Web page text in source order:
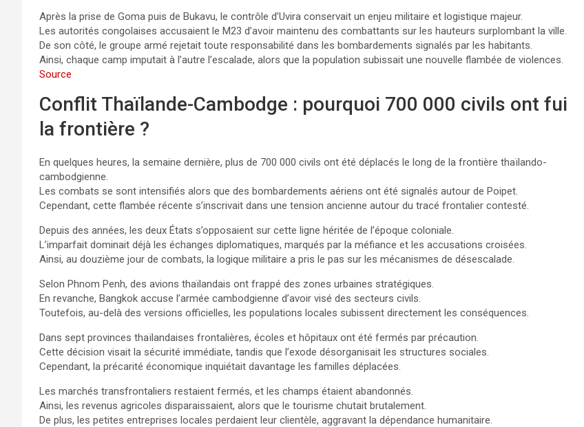
Après la prise de Goma puis de Bukavu, le contrôle d’Uvira conservait un enjeu militaire et logistique majeur.
Les autorités congolaises accusaient le M23 d’avoir maintenu des combattants sur les hauteurs surplombant la ville.
De son côté, le groupe armé rejetait toute responsabilité dans les bombardements signalés par les habitants.
Ainsi, chaque camp imputait à l’autre l’escalade, alors que la population subissait une nouvelle flambée de violences.
Source
Conflit Thaïlande-Cambodge : pourquoi 700 000 civils ont fui
la frontière ?
En quelques heures, la semaine dernière, plus de 700 000 civils ont été déplacés le long de la frontière thaïlando-
cambodgienne.
Les combats se sont intensifiés alors que des bombardements aériens ont été signalés autour de Poipet.
Cependant, cette flambée récente s’inscrivait dans une tension ancienne autour du tracé frontalier contesté.
Depuis des années, les deux États s’opposaient sur cette ligne héritée de l’époque coloniale.
L’imparfait dominait déjà les échanges diplomatiques, marqués par la méfiance et les accusations croisées.
Ainsi, au douzième jour de combats, la logique militaire a pris le pas sur les mécanismes de désescalade.
Selon Phnom Penh, des avions thaïlandais ont frappé des zones urbaines stratégiques.
En revanche, Bangkok accuse l’armée cambodgienne d’avoir visé des secteurs civils.
Toutefois, au-delà des versions officielles, les populations locales subissent directement les conséquences.
Dans sept provinces thaïlandaises frontalières, écoles et hôpitaux ont été fermés par précaution.
Cette décision visait la sécurité immédiate, tandis que l’exode désorganisait les structures sociales.
Cependant, la précarité économique inquiétait davantage les familles déplacées.
Les marchés transfrontaliers restaient fermés, et les champs étaient abandonnés.
Ainsi, les revenus agricoles disparaissaient, alors que le tourisme chutait brutalement.
De plus, les petites entreprises locales perdaient leur clientèle, aggravant la dépendance humanitaire.